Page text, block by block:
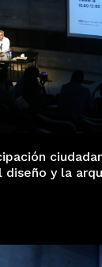
diseño y la